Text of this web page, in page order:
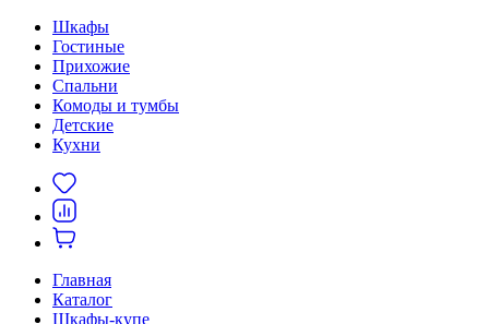
Шкафы
Гостиные
Прихожие
Спальни
Комоды и тумбы
Детские
Кухни
Главная
Каталог
Шкафы-купе